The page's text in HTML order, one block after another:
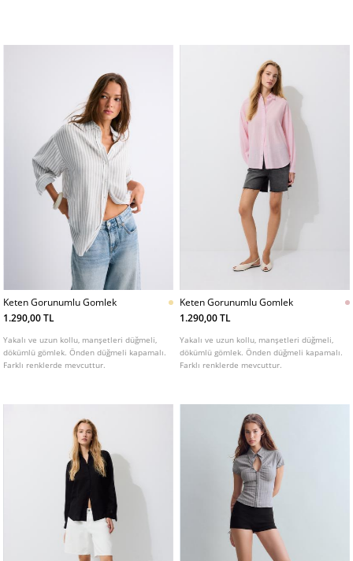
Keten Gorunumlu Gomlek
1.290,00 TL
Yakalı ve uzun kollu, manşetleri düğmeli,
dökümlü gömlek. Önden düğmeli kapamalı.
Farklı renklerde mevcuttur.
Keten Gorunumlu Gomlek
1.290,00 TL
Yakalı ve uzun kollu, manşetleri düğmeli,
dökümlü gömlek. Önden düğmeli kapamalı.
Farklı renklerde mevcuttur.